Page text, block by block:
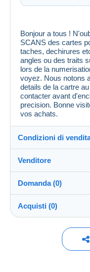
Bonjour a tous !
SCANS des cartes
taches, dechirures
angles ou des traits
lors de la
voyez. Nous notons
details de la cartre
contacter avant
precision. Bonne
vos achats.
Condizioni di
Spedizione dopo il
Diritto di recesso
dell'acquirente.
Per conoscere i
Venditore
cpcr958
PRO
Cognome:
Domanda (0)
Per inviare una
Acquisti (0)